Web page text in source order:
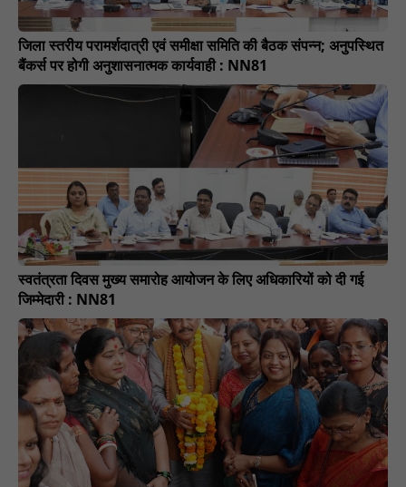
जिला स्तरीय परामर्शदात्री एवं समीक्षा समिति की बैठक संपन्न; अनुपस्थित
बैंकर्स पर होगी अनुशासनात्मक कार्यवाही : NN81
स्वतंत्रता दिवस मुख्य समारोह आयोजन के लिए अधिकारियों को दी गई
जिम्मेदारी : NN81